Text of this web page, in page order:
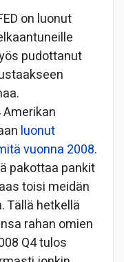
on luonut
pudottanut
luonut
vuonna 2008.
pakottaa pankit
toisi meidän
Tällä hetkellä
rahan omien
Q4 tulos